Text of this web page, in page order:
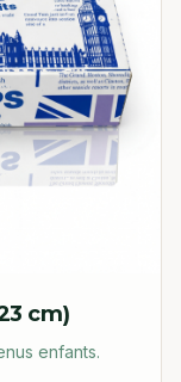
cm)
enfants.